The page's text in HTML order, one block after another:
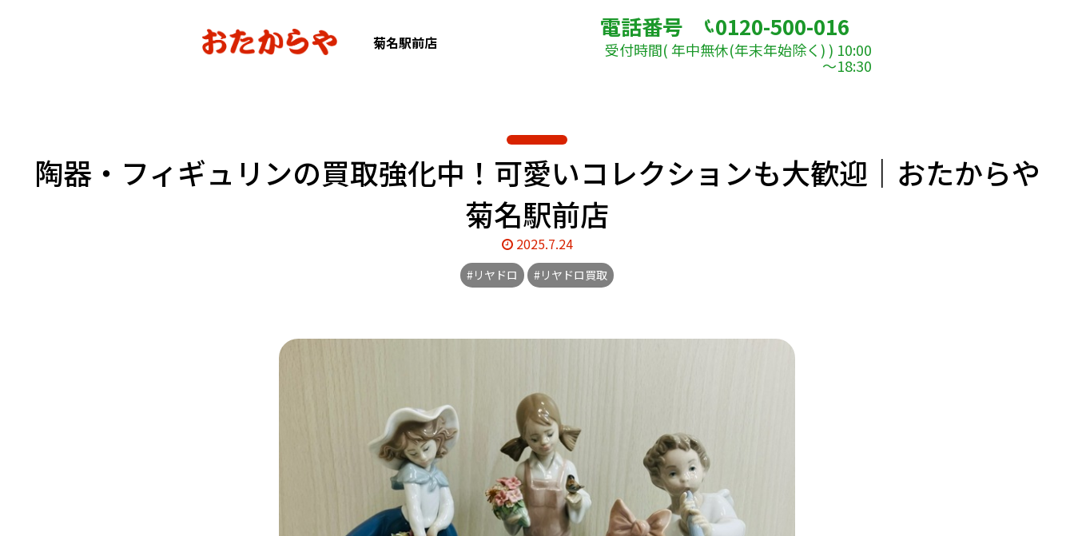
菊名駅前店
電話番号 0120-500-016
受付時間( 年中無休(年末年始除く) ) 10:00
～18:30
陶器・フィギュリンの買取強化中！可愛いコレクションも大歓迎｜おたからや
菊名駅前店
2025.7.24
#リヤドロ #リヤドロ買取